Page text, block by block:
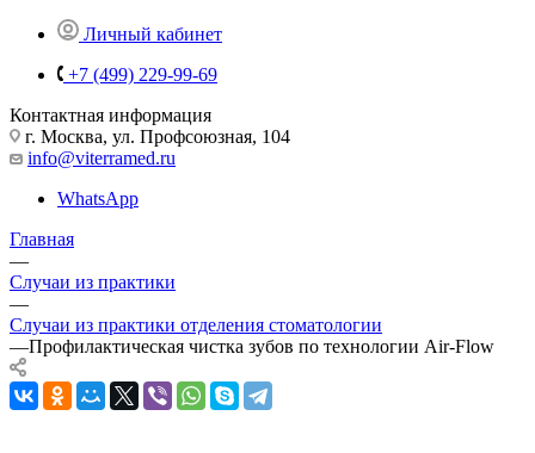
Личный кабинет
+7 (499) 229-99-69
Контактная информация
г. Москва, ул. Профсоюзная, 104
info@viterramed.ru
WhatsApp
Главная
—
Случаи из практики
—
Случаи из практики отделения стоматологии
—Профилактическая чистка зубов по технологии Air-Flow